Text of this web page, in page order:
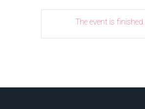
The event is finished.